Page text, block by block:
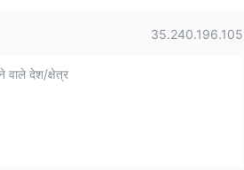
35.240.196.105
वाले देश/क्षेत्र